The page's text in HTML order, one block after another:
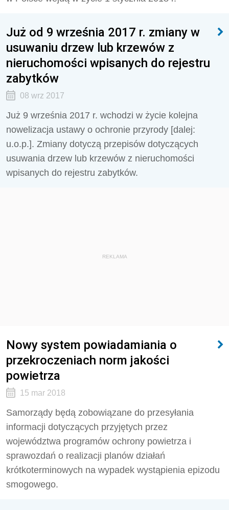
Już od 9 września 2017 r. zmiany w
usuwaniu drzew lub krzewów z
nieruchomości wpisanych do rejestru
zabytków
08 wrz 2017
Już 9 września 2017 r. wchodzi w życie kolejna
nowelizacja ustawy o ochronie przyrody [dalej:
u.o.p.]. Zmiany dotyczą przepisów dotyczących
usuwania drzew lub krzewów z nieruchomości
wpisanych do rejestru zabytków.
REKLAMA
Nowy system powiadamiania o
przekroczeniach norm jakości
powietrza
15 mar 2018
Samorządy będą zobowiązane do przesyłania
informacji dotyczących przyjętych przez
województwa programów ochrony powietrza i
sprawozdań o realizacji planów działań
krótkoterminowych na wypadek wystąpienia epizodu
smogowego.